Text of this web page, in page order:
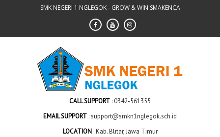
SMK NEGERI 1 NGLEGOK - GROW & WIN SMAKENCA
CALL SUPPORT 0342-561355
EMAIL SUPPORT support@smkn1nglegok.sch.id
LOCATION Kab. Blitar, Jawa Timur